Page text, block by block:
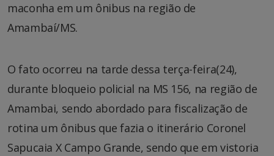
maconha em um ônibus na região de
Amambaí/MS.
O fato ocorreu na tarde dessa terça-feira(24),
durante bloqueio policial na MS 156, na região de
Amambai, sendo abordado para fiscalização de
rotina um ônibus que fazia o itinerário Coronel
Sapucaia X Campo Grande, sendo que em vistoria